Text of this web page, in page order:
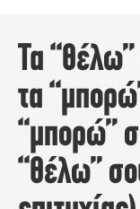
Τα
τα
“μπορώ”
“θέλω”